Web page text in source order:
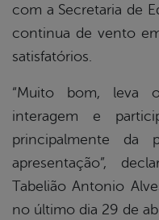
com a Secretaria de
continua de vento
satisfatórios.
“Muito bom, leva
interagem e
principalmente da
apresentação”,
Tabelião Antonio
no último dia 29 de